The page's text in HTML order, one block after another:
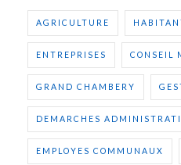
AGRICULTURE
ENTREPRISES CONSEIL
GRAND CHAMBERY
DEMARCHES
EMPLOYES COMMUNAUX